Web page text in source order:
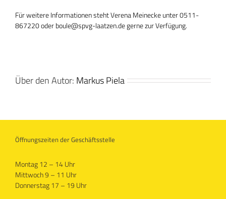
Für weitere Informationen steht Verena Meinecke unter 0511-
867220 oderboule@spvg-laatzen.degerne zur Verfügung.
Über den Autor: Markus Piela
Öffnungszeiten der Geschäftsstelle
Montag 12 – 14 Uhr
Mittwoch 9 – 11 Uhr
Donnerstag 17 – 19 Uhr